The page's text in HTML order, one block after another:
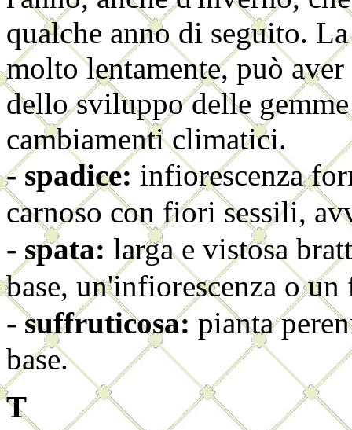
qualche anno di seguito.
molto lentamente, può
dello sviluppo delle
cambiamenti climatici.
-spadice: infiorescenza
carnoso con fiori sessili,
- spata: larga e vistosa
base, un'infiorescenza o un
-suffruticosa: pianta
base.
T